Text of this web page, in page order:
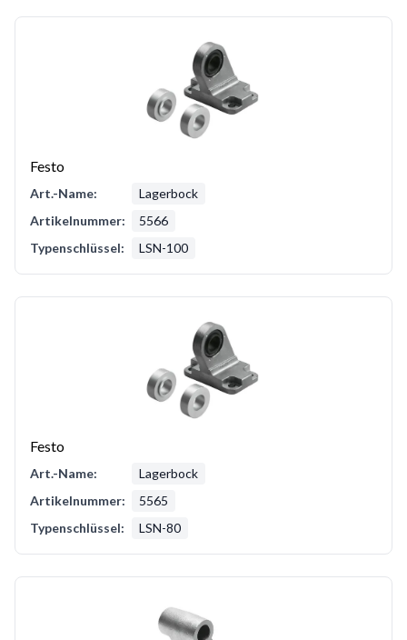
Festo
Art.-Name:
Lagerbock
Artikelnummer:
5566
Typenschlüssel:
LSN-100
Festo
Art.-Name:
Lagerbock
Artikelnummer:
5565
Typenschlüssel:
LSN-80